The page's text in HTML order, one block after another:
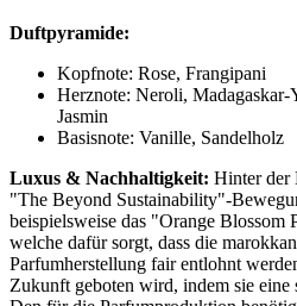
Duftpyramide:
Kopfnote: Rose, Frangipani
Herznote: Neroli,
Jasmin
Basisnote: Vanille, Sandelholz
Luxus & Nachhaltigkeit: Hinter der
"The Beyond Sustainability"-
beispielsweise das "Orange Blossom
welche dafür sorgt, dass die
Parfumherstellung fair entlohnt
Zukunft geboten wird, indem sie eine